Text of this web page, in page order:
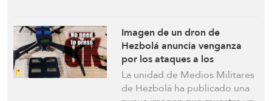
Imagen de un dron de
Hezbolá anuncia venganza
por los ataques a los
buscapersonas: «No hace
falta pulsar Aceptar”
La unidad de Medios Militares
de Hezbolá ha publicado una